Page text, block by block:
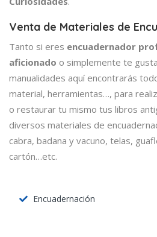
Venta de Materiales de
Tanto si eres encuadernador
aficionado o simplemente te
manualidades aquí encontrarás
material, herramientas…, para
o restaurar tu mismo tus libros
diversos materiales de
cabra, badana y vacuno, telas,
cartón…etc.
Encuadernación